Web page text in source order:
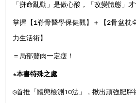
「拼命亂動」是做心酸，「改變體態」才
掌握【1脊骨醫學保健觀】＋【2骨盆枕
力生活術】
＝局部贅肉一定瘦！
★本書特殊之處
◎首推「體態檢測10法」，揪出頑強肥胖